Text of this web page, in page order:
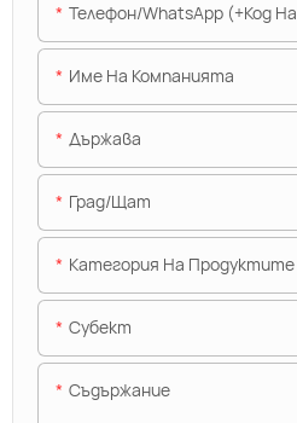
Телефон/WhatsApp (+Код
Име На Компанията
Държава
Град/щат
Категория На Продуктите
Субект
Съдържание